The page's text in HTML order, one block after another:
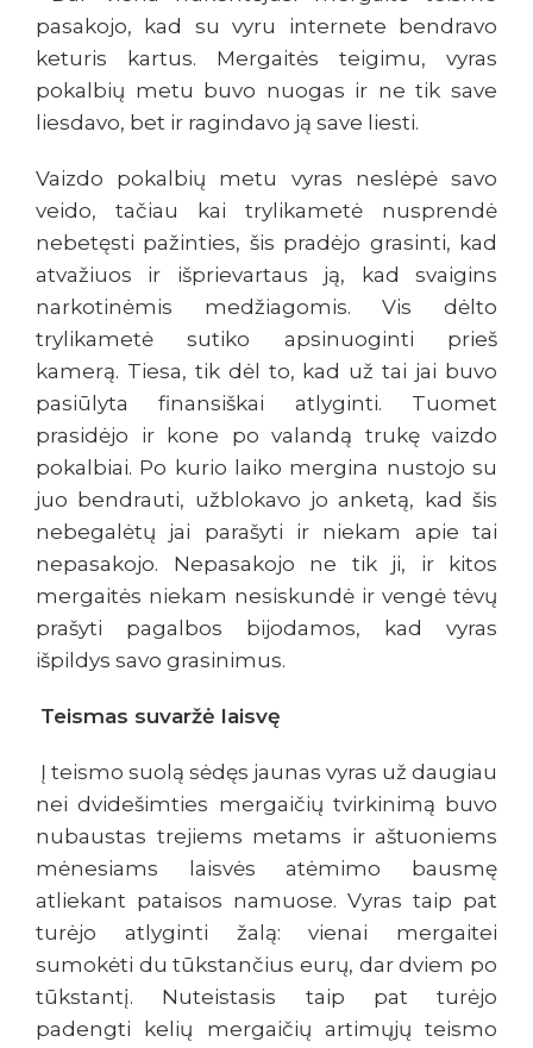
pasakojo, kad su vyru internete bendravo
keturis kartus. Mergaitės teigimu, vyras
pokalbių metu buvo nuogas ir ne tik save
liesdavo, bet ir ragindavo ją save liesti.
Vaizdo pokalbių metu vyras neslėpė savo
veido, tačiau kai trylikametė nusprendė
nebetęsti pažinties, šis pradėjo grasinti, kad
atvažiuos ir išprievartaus ją, kad svaigins
narkotinėmis medžiagomis. Vis dėlto
trylikametė sutiko apsinuoginti prieš
kamerą. Tiesa, tik dėl to, kad už tai jai buvo
pasiūlyta finansiškai atlyginti. Tuomet
prasidėjo ir kone po valandą trukę vaizdo
pokalbiai. Po kurio laiko mergina nustojo su
juo bendrauti, užblokavo jo anketą, kad šis
nebegalėtų jai parašyti ir niekam apie tai
nepasakojo. Nepasakojo ne tik ji, ir kitos
mergaitės niekam nesiskundė ir vengė tėvų
prašyti pagalbos bijodamos, kad vyras
išpildys savo grasinimus.
Teismas suvaržė laisvę
Į teismo suolą sėdęs jaunas vyras už daugiau
nei dvidešimties mergaičių tvirkinimą buvo
nubaustas trejiems metams ir aštuoniems
mėnesiams laisvės atėmimo bausmę
atliekant pataisos namuose. Vyras taip pat
turėjo atlyginti žalą: vienai mergaitei
sumokėti du tūkstančius eurų, dar dviem po
tūkstantį. Nuteistasis taip pat turėjo
padengti kelių mergaičių artimųjų teismo